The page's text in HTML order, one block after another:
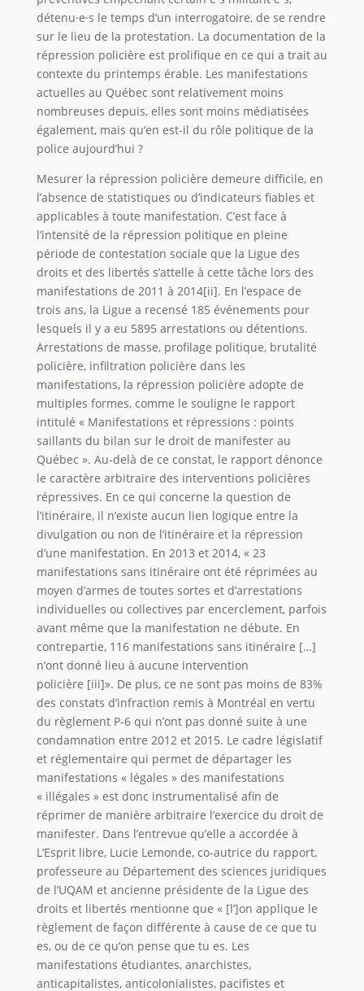
détenu·e·s le temps d’un interrogatoire, de se rendre
sur le lieu de la protestation. La documentation de la
répression policière est prolifique en ce qui a trait au
contexte du printemps érable. Les manifestations
actuelles au Québec sont relativement moins
nombreuses depuis, elles sont moins médiatisées
également, mais qu’en est-il du rôle politique de la
police aujourd’hui ?
Mesurer la répression policière demeure difficile, en
l’absence de statistiques ou d’indicateurs fiables et
applicables à toute manifestation. C’est face à
l’intensité de la répression politique en pleine
période de contestation sociale que la Ligue des
droits et des libertés s’attelle à cette tâche lors des
manifestations de 2011 à 2014[ii]. En l’espace de
trois ans, la Ligue a recensé 185 événements pour
lesquels il y a eu 5895 arrestations ou détentions.
Arrestations de masse, profilage politique, brutalité
policière, infiltration policière dans les
manifestations, la répression policière adopte de
multiples formes, comme le souligne le rapport
intitulé « Manifestations et répressions : points
saillants du bilan sur le droit de manifester au
Québec ». Au-delà de ce constat, le rapport dénonce
le caractère arbitraire des interventions policières
répressives. En ce qui concerne la question de
l’itinéraire, il n’existe aucun lien logique entre la
divulgation ou non de l’itinéraire et la répression
d’une manifestation. En 2013 et 2014, « 23
manifestations sans itinéraire ont été réprimées au
moyen d’armes de toutes sortes et d’arrestations
individuelles ou collectives par encerclement, parfois
avant même que la manifestation ne débute. En
contrepartie, 116 manifestations sans itinéraire […]
n’ont donné lieu à aucune intervention
policière [iii]». De plus, ce ne sont pas moins de 83%
des constats d’infraction remis à Montréal en vertu
du règlement P-6 qui n’ont pas donné suite à une
condamnation entre 2012 et 2015. Le cadre législatif
et réglementaire qui permet de départager les
manifestations « légales » des manifestations
« illégales » est donc instrumentalisé afin de
réprimer de manière arbitraire l’exercice du droit de
manifester. Dans l’entrevue qu’elle a accordée à
L’Esprit libre, Lucie Lemonde, co-autrice du rapport,
professeure au Département des sciences juridiques
de l’UQAM et ancienne présidente de la Ligue des
droits et libertés mentionne que « [l’]on applique le
règlement de façon différente à cause de ce que tu
es, ou de ce qu’on pense que tu es. Les
manifestations étudiantes, anarchistes,
anticapitalistes, anticolonialistes, pacifistes et